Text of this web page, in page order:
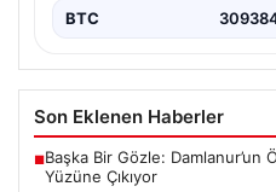
BTC
Son Eklenen Haberler
■Başka Bir Gözle:
Yüzüne Çıkıyor